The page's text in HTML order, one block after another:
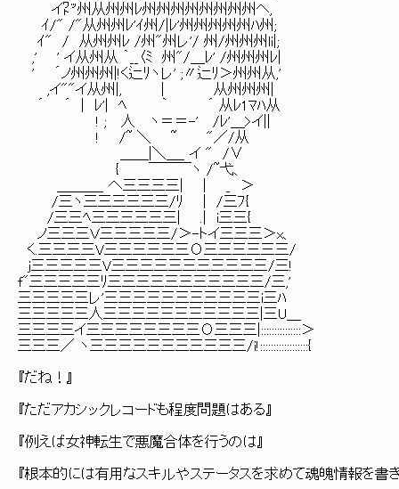
イ㍗州从州州ﾚ州州州州州州州州ヘ,
ｲ/" /"从州州ﾚ'ｲ州/|ﾚ'州州州州州ﾊ州;
ｲ" / 从州州ﾚ /州"州レ'/ 州/州州州li|;
,' ' イ从州从 ｀__〈ﾐ 州"/＿ﾚ' /州州州ﾚ|
' ´ノ州州州|!く辷ﾘヽレ' ;〃辷ﾘ＞州州从,'
,イ""イ从州|, | 从州州州|
´ ´ | ﾚ'| ﾍ ｀ ´ 从ﾚ1ﾏﾊ从
! ; 人 ヽ＝＝-' /ﾚ'＿>イ||
! /~ ＼ ~ "／/从
＿＿|＼＿_ イ " /∨
{ ￣￣￣ヽ /~弋、
＿＿＿_ へ三三三三| | _ ＞
/三ヽ三三三三三三/ﾘ | /三ﾌ{
/三三ﾍ三三三三三三| .| i三三{
ノ三三三Ｖ三三三三三/＞-トイ三三三＞x、
く.三三三三V三三三三三三О三三三三三三/
j三三三三三V三三三三三三三三三三三/三!
f"三三三三三ﾘ三三三三三三三三三三三/三,'
三三三三三レ'三三三三三三三三三三三i三ﾊ
三三三三三人三三三三三三三三三三三|三U＿
三三三三イ三三三三三三三三О三三三|:::::::::::::::＞
三三三／ ヽ三三三三三三三三三三三/i!::::::::::::::::::{
『だね！』
『ただアカシックレコードも程度問題はある』
『例えば女神転生で悪魔合体を行うのは』
『根本的には有用なスキルやステータスを求めて魂魄情報を書